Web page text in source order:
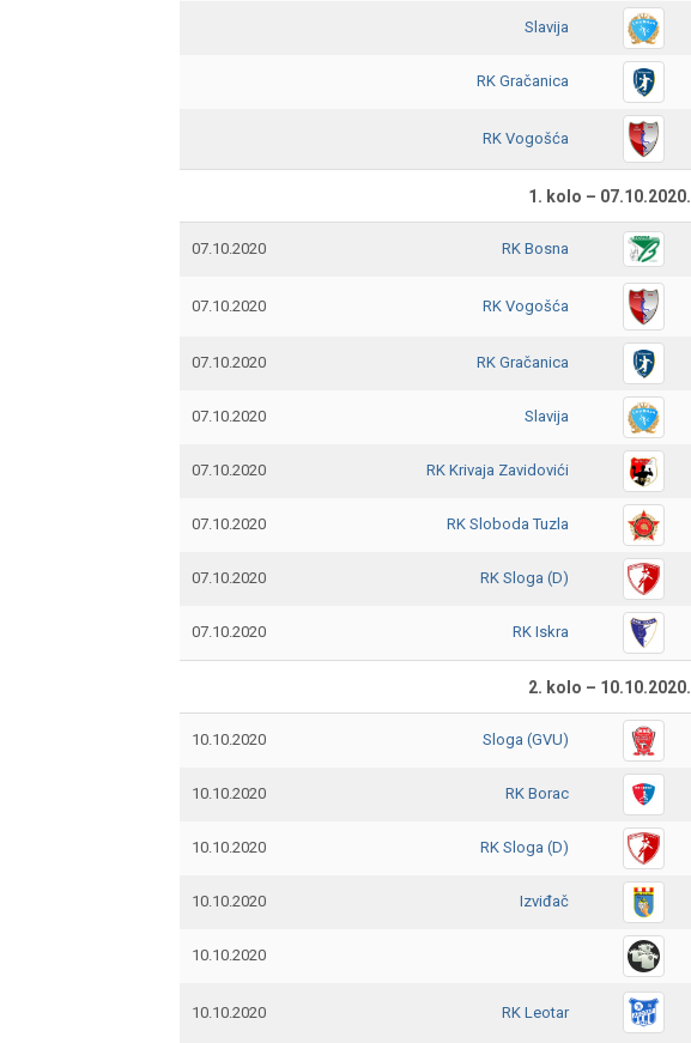
Slavija
RK Gračanica
RK Vogošća
1. kolo – 07.10.2020.
07.10.2020 RK Bosna
07.10.2020 RK Vogošća
07.10.2020 RK Gračanica
07.10.2020 Slavija
07.10.2020 RK Krivaja Zavidovići
07.10.2020 RK Sloboda Tuzla
07.10.2020 RK Sloga (D)
07.10.2020 RK Iskra
2. kolo – 10.10.2020.
10.10.2020 Sloga (GVU)
10.10.2020 RK Borac
10.10.2020 RK Sloga (D)
10.10.2020 Izviđač
10.10.2020
10.10.2020 RK Leotar